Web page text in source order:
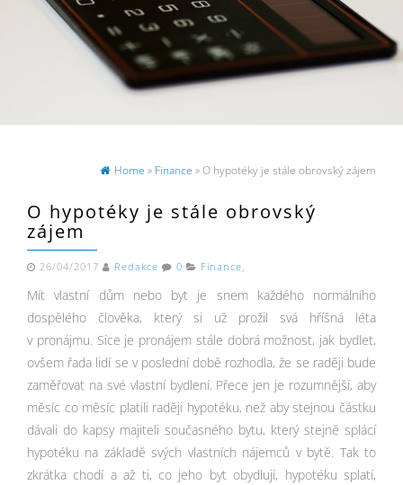
Home » Finance » O hypotéky je stále obrovský zájem
O hypotéky je stále obrovský
zájem
26/04/2017 Redakce 0 Finance,
Mít vlastní dům nebo byt je snem každého normálního
dospělého člověka, který si už prožil svá hříšná léta
v pronájmu. Sice je pronájem stále dobrá možnost, jak bydlet,
ovšem řada lidí se v poslední době rozhodla, že se raději bude
zaměřovat na své vlastní bydlení. Přece jen je rozumnější, aby
měsíc co měsíc platili raději hypotéku, než aby stejnou částku
dávali do kapsy majiteli současného bytu, který stejně splácí
hypotéku na základě svých vlastních nájemců v bytě. Tak to
zkrátka chodí a až ti, co jeho byt obydlují, hypotéku splatí,